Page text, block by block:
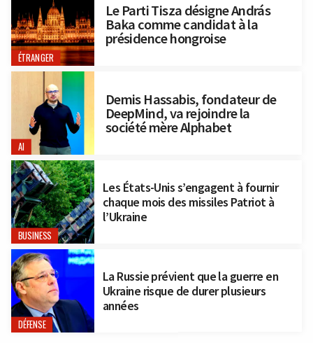
ÉTRANGER
Le Parti Tisza désigne András
Baka comme candidat à la
présidence hongroise
AI
Demis Hassabis, fondateur de
DeepMind, va rejoindre la
société mère Alphabet
BUSINESS
Les États-Unis s’engagent à fournir
chaque mois des missiles Patriot à
l’Ukraine
DÉFENSE
La Russie prévient que la guerre en
Ukraine risque de durer plusieurs
années